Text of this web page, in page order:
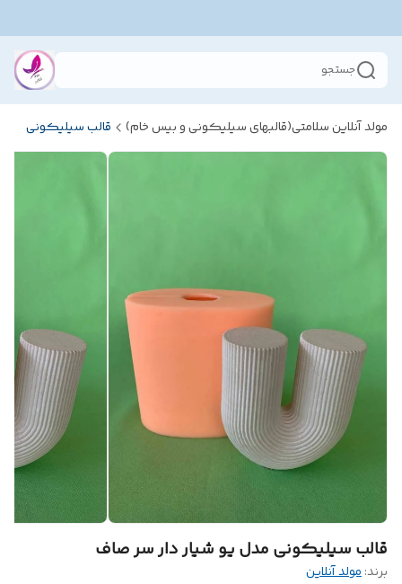
جستجو
مولد آنلاین سلامتی(قالبهای سیلیکونی و بیس خام) قالب سیلیکونی
قالب سیلیکونی مدل یو شیار دار سر صاف
برند:مولد آنلاین